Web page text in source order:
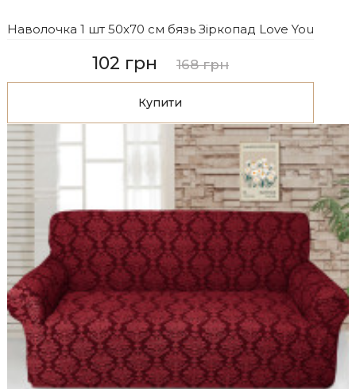
Наволочка 1 шт 50x70 см бязь Зіркопад Love You
102 грн 168 грн
Купити